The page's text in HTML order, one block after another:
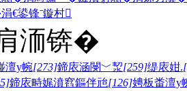
涓€鍙锋ˉ鏇村
洏锛�
澶у帵[273]鍗庡涵閿﹀洯[259]缇庡姏.
鍗庡畤娓濆窞鏂伴兘[126]娉板畨澶у